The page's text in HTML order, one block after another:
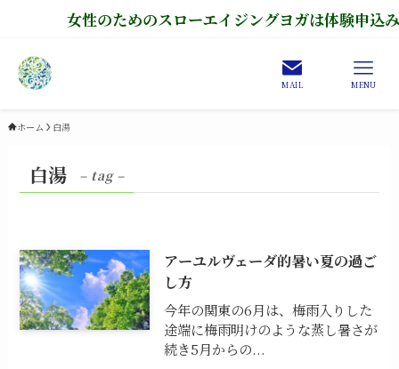
女性のためのスローエイジングヨガは体験申
MAIL MENU
ホーム 白湯
白湯 – tag –
アーユルヴェーダ的暑い夏の過ご
し方
今年の関東の6月は、梅雨入りした
途端に梅雨明けのような蒸し暑さが
続き5月からの...